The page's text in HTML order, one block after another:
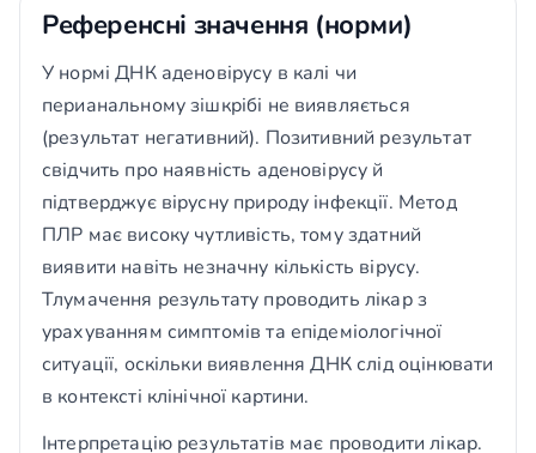
Референсні значення (норми)
У нормі ДНК аденовірусу в калі чи
перианальному зішкрібі не виявляється
(результат негативний). Позитивний результат
свідчить про наявність аденовірусу й
підтверджує вірусну природу інфекції. Метод
ПЛР має високу чутливість, тому здатний
виявити навіть незначну кількість вірусу.
Тлумачення результату проводить лікар з
урахуванням симптомів та епідеміологічної
ситуації, оскільки виявлення ДНК слід оцінювати
в контексті клінічної картини.
Інтерпретацію результатів має проводити лікар.